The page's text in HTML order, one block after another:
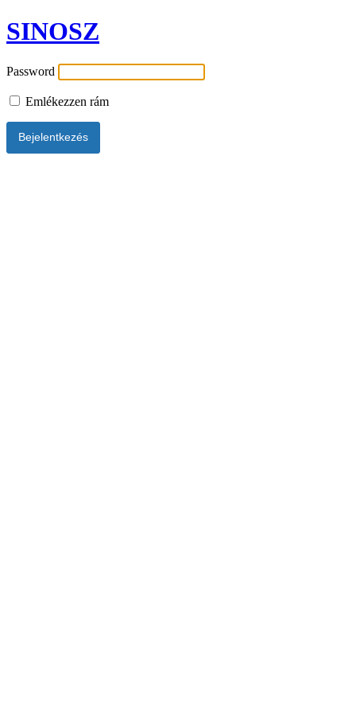
SINOSZ
Password
Emlékezzen rám